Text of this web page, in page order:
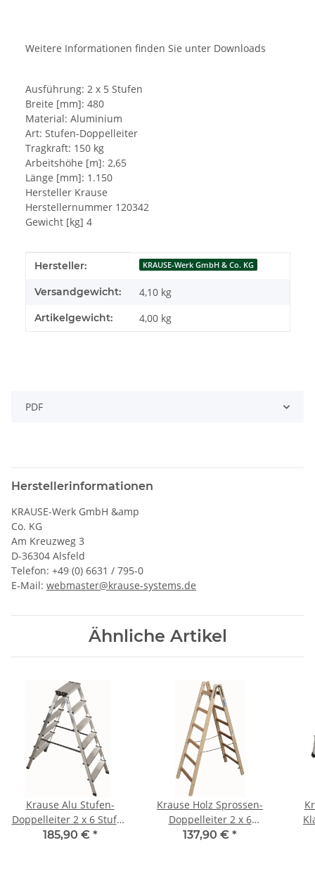
Weitere Informationen finden Sie unter Downloads
Ausführung: 2 x 5 Stufen
Breite [mm]: 480
Material: Aluminium
Art: Stufen-Doppelleiter
Tragkraft: 150 kg
Arbeitshöhe [m]: 2,65
Länge [mm]: 1.150
Hersteller Krause
Herstellernummer 120342
Gewicht [kg] 4
Produkteigenschaft
Wert
Hersteller: KRAUSE-Werk GmbH & Co. KG
Versandgewicht: 4,10 kg
Artikelgewicht: 4,00 kg
PDF
Herstellerinformationen
KRAUSE-Werk GmbH &amp
Co. KG
Am Kreuzweg 3
D-36304 Alsfeld
Telefon: +49 (0) 6631 / 795-0
E-Mail: webmaster@krause-systems.de
Ähnliche Artikel
Krause Alu Stufen-
Doppelleiter 2 x 6 Stufen
120359
185,90 € *
Krause Holz Sprossen-
Doppelleiter 2 x 6
Sprossen 170088
137,90 € *